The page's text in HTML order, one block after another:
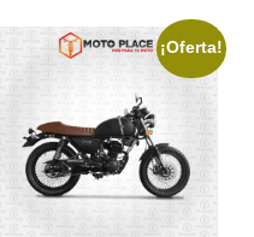
¡Oferta!